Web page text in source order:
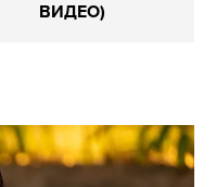
ВИДЕО)